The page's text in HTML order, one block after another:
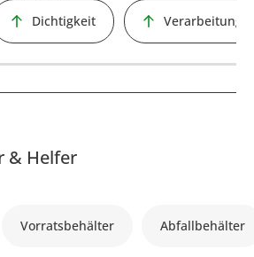
Dichtigkeit Verarbeitung
& Helfer
Vorratsbehälter Abfallbehälter